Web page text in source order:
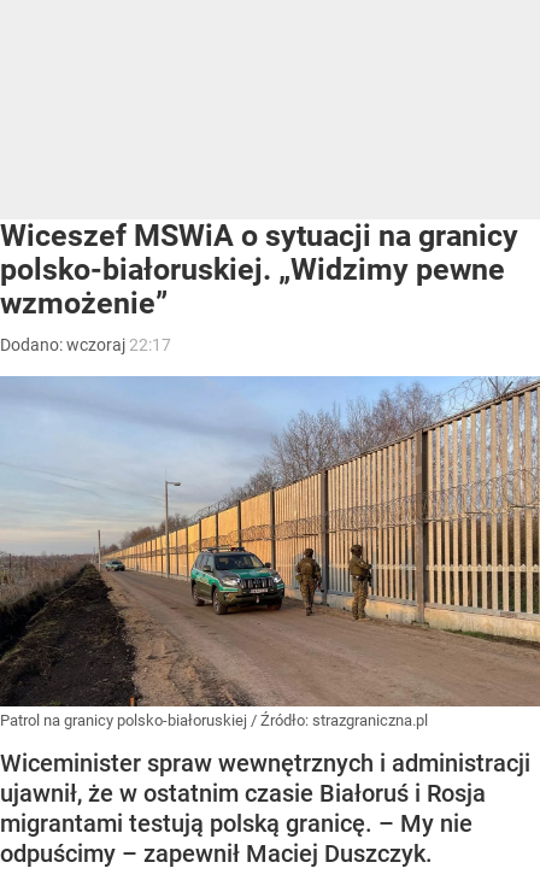
Wiceszef MSWiA o sytuacji na granicy
polsko-białoruskiej. „Widzimy pewne
wzmożenie”
Dodano:wczoraj 22:17
Patrol na granicy polsko-białoruskiej / Źródło: strazgraniczna.pl
Wiceminister spraw wewnętrznych i administracji
ujawnił, że w ostatnim czasie Białoruś i Rosja
migrantami testują polską granicę. – My nie
odpuścimy – zapewnił Maciej Duszczyk.